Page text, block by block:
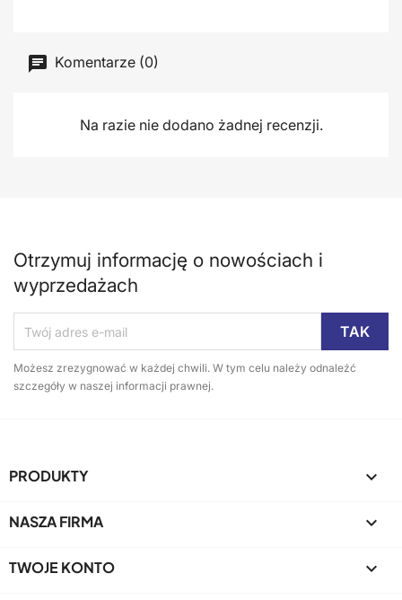
Komentarze (0)
Na razie nie dodano żadnej recenzji.
Otrzymuj informację o nowościach i
wyprzedażach
Możesz zrezygnować w każdej chwili. W tym celu należy odnaleźć
szczegóły w naszej informacji prawnej.
PRODUKTY 
NASZA FIRMA 
TWOJE KONTO 